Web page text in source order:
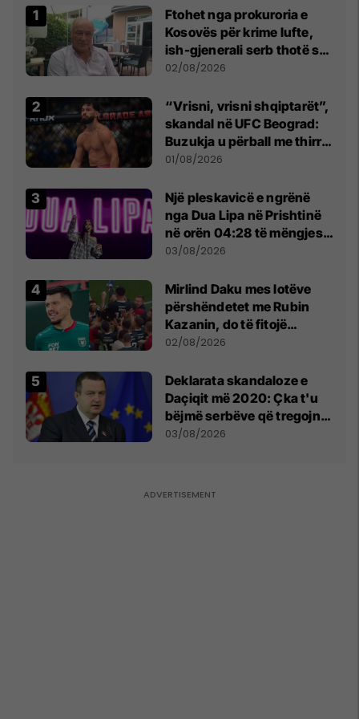
Ftohet nga prokuroria e
Kosovës për krime lufte,
ish-gjenerali serb thotë se
dikush e tradhtoi në
02/08/2026
“Vrisni, vrisni shqiptarët”,
skandal në UFC Beograd:
Buzukja u përball me thirrje
anti-shqiptare nga
01/08/2026
Një pleskavicë e ngrënë
nga Dua Lipa në Prishtinë
në orën 04:28 të mëngjesit
- dhe bota digjitale serbe
03/08/2026
Mirlind Daku mes lotëve
përshëndetet me Rubin
Kazanin, do të fitojë
miliona te Spartak Moska
02/08/2026
​Deklarata skandaloze e
Daçiqit më 2020: Çka t'u
bëjmë serbëve që tregojnë
ku janë varrosur shqiptarët
03/08/2026